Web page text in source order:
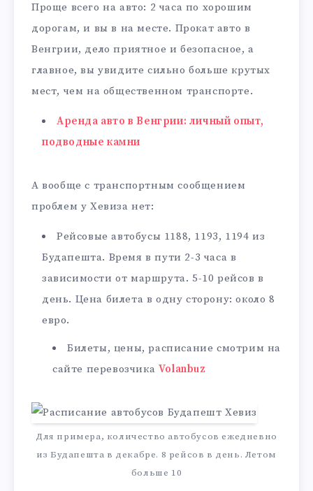
Проще всего на авто: 2 часа по хорошим
дорогам, и вы в на месте. Прокат авто в
Венгрии, дело приятное и безопасное, а
главное, вы увидите сильно больше крутых
мест, чем на общественном транспорте.
Аренда авто в Венгрии: личный опыт,
подводные камни
А вообще с транспортным сообщением
проблем у Хевиза нет:
Рейсовые автобусы 1188, 1193, 1194 из
Будапешта. Время в пути 2-3 часа в
зависимости от маршрута. 5-10 рейсов в
день. Цена билета в одну сторону: около 8
евро.
Билеты, цены, расписание смотрим на
сайте перевозчика Volanbuz
Для примера, количество автобусов ежедневно
из Будапешта в декабре. 8 рейсов в день. Летом
больше 10